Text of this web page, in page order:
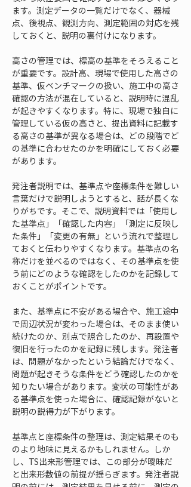
ます。測定データの一覧だけでなく、器械
点、後視点、観測方向、測定範囲の対応を残
しておくと、説明の裏付けになります。
高さの管理では、標高の基準をそろえること
が重要です。設計高、現場で使用した高さの
基準、仮ベンチマークの扱い、施工中の高さ
確認の方法が混在していると、説明時に混乱
が起きやすくなります。特に、現場で独自に
管理している仮の高さと、提出資料に記載す
る高さの基準が異なる場合は、どの段階でど
の基準に合わせたのかを明確にしておく必要
があります。
発注者説明では、基準点や座標条件を難しい
言葉だけで説明しようとすると、話が長くな
りがちです。そこで、説明資料では「使用し
た基準点」「確認した内容」「測定に反映し
た条件」「変更の有無」という流れで整理し
ておくと伝わりやすくなります。基準点の名
称だけを並べるのではなく、その基準点を使
う前にどのような確認をしたのかを記録して
おくことがポイントです。
また、基準点に不安がある場合や、施工途中
で周辺状況が変わった場合は、そのまま使い
続けたのか、別点で照合したのか、再設置や
復旧を行ったのかを記録に残します。発注者
は、問題がなかったという結論だけでなく、
問題が起きそうな条件をどう確認したのかを
知りたい場合があります。変状の可能性があ
る基準点を使った場合に、確認記録がないと
説明の説得力が下がります。
基準点と座標条件の整理は、測定結果そのも
のより地味に見えるかもしれません。しか
し、TS出来形管理では、この部分が曖昧だ
と出来形数値の前提が揺らぎます。発注者説